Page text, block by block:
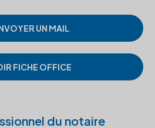
UN MAIL
FICHE OFFICE
du notaire